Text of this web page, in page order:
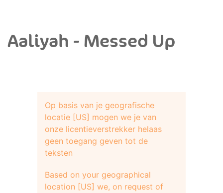
Aaliyah - Messed Up
Op basis van je geografische
locatie [US] mogen we je van
onze licentieverstrekker helaas
geen toegang geven tot de
teksten
Based on your geographical
location [US] we, on request of